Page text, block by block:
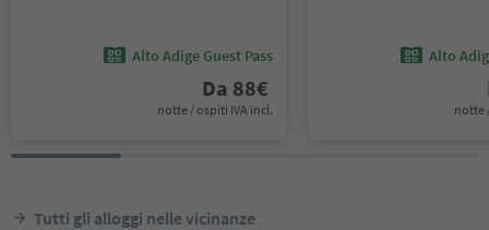
Alto Adige Guest Pass
Da 88€
notte / ospiti IVA incl.
Alto
notte
Tutti gli alloggi nelle vicinanze